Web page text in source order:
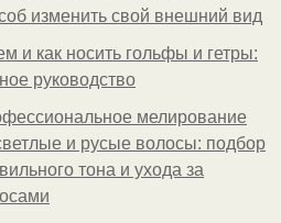
изменить свой внешний вид
и как носить гольфы и гетры:
руководство
мелирование
и русые волосы: подбор
тона и ухода за